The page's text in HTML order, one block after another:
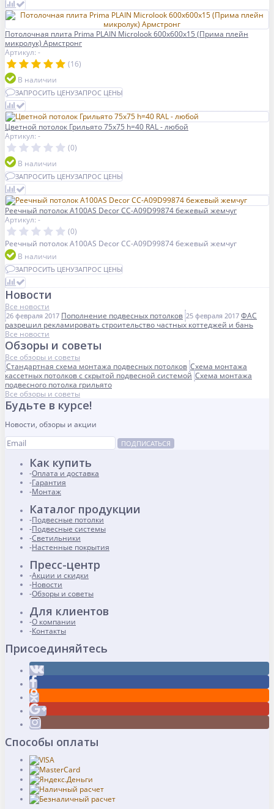
Потолочная плита Prima PLAIN Microlook 600x600x15 (Прима плейн
микролук) Армстронг
Артикул: -
(16)
В наличии
ЗАПРОСИТЬ ЦЕНУЗАПРОС ЦЕНЫ
Цветной потолок Грильято 75x75 h=40 RAL - любой
Артикул: -
(0)
В наличии
ЗАПРОСИТЬ ЦЕНУЗАПРОС ЦЕНЫ
Реечный потолок A100AS Decor СС-А09D99874 бежевый жемчуг
Артикул: -
(0)
Реечный потолок A100AS Decor СС-А09D99874 бежевый жемчуг
В наличии
ЗАПРОСИТЬ ЦЕНУЗАПРОС ЦЕНЫ
Новости
Все новости
26 февраля 2017 Пополнение подвесных потолков 25 февраля 2017 ФАС
разрешил рекламировать строительство частных коттеджей и бань
Все новости
Обзоры и советы
Все обзоры и советы
Стандартная схема монтажа подвесных потолков Схема монтажа
кассетных потолков с скрытой подвесной системой Схема монтажа
подвесного потолка грильято
Все обзоры и советы
Будьте в курсе!
Новости, обзоры и акции
ПОДПИСАТЬСЯ
Как купить
Оплата и доставка
Гарантия
Монтаж
Каталог продукции
Подвесные потолки
Подвесные системы
Светильники
Настенные покрытия
Пресс-центр
Акции и скидки
Новости
Обзоры и советы
Для клиентов
О компании
Контакты
Присоединяйтесь
Способы оплаты